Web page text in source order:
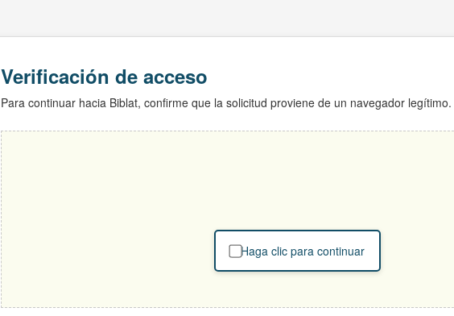
Verificación de acceso
Para continuar hacia Biblat, confirme que la solicitud proviene de un navegador legítimo.
Haga clic para continuar